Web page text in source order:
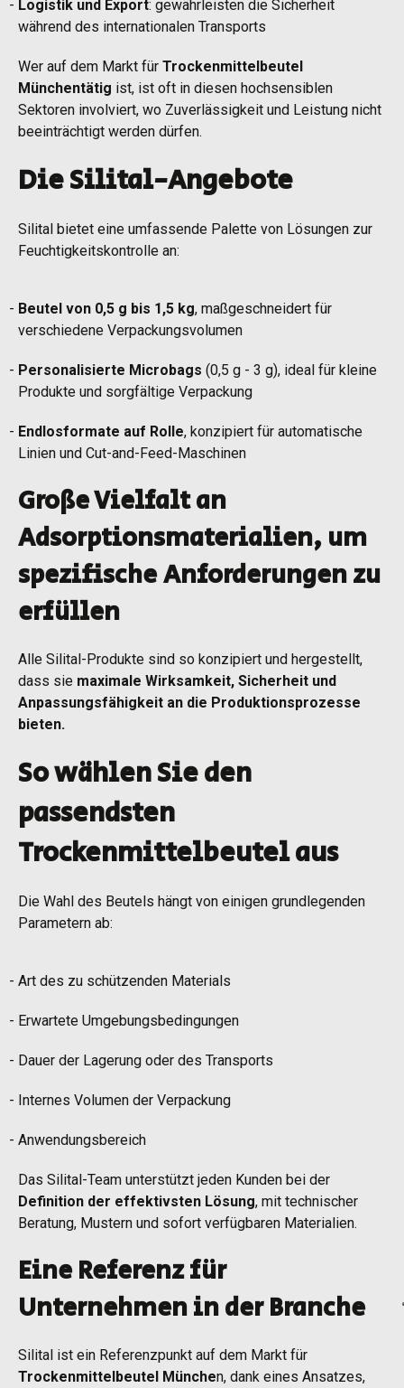
Logistik und Export: gewährleisten die Sicherheit
während des internationalen Transports
Wer auf dem Markt für Trockenmittelbeutel
Münchentätig ist, ist oft in diesen hochsensiblen
Sektoren involviert, wo Zuverlässigkeit und Leistung nicht
beeinträchtigt werden dürfen.
Die Silital-Angebote
Silital bietet eine umfassende Palette von Lösungen zur
Feuchtigkeitskontrolle an:
Beutel von 0,5 g bis 1,5 kg, maßgeschneidert für
verschiedene Verpackungsvolumen
Personalisierte Microbags (0,5 g - 3 g), ideal für kleine
Produkte und sorgfältige Verpackung
Endlosformate auf Rolle, konzipiert für automatische
Linien und Cut-and-Feed-Maschinen
Große Vielfalt an
Adsorptionsmaterialien, um
spezifische Anforderungen zu
erfüllen
Alle Silital-Produkte sind so konzipiert und hergestellt,
dass sie maximale Wirksamkeit, Sicherheit und
Anpassungsfähigkeit an die Produktionsprozesse
bieten.
So wählen Sie den
passendsten
Trockenmittelbeutel aus
Die Wahl des Beutels hängt von einigen grundlegenden
Parametern ab:
Art des zu schützenden Materials
Erwartete Umgebungsbedingungen
Dauer der Lagerung oder des Transports
Internes Volumen der Verpackung
Anwendungsbereich
Das Silital-Team unterstützt jeden Kunden bei der
Definition der effektivsten Lösung, mit technischer
Beratung, Mustern und sofort verfügbaren Materialien.
Eine Referenz für
Unternehmen in der Branche
Silital ist ein Referenzpunkt auf dem Markt für
Trockenmittelbeutel München, dank eines Ansatzes,